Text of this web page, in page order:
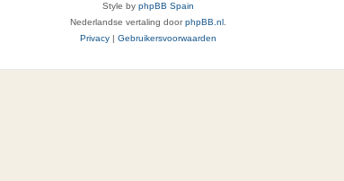
Style by phpBB Spain
Nederlandse vertaling doorphpBB.nl .
Privacy
Gebruikersvoorwaarden